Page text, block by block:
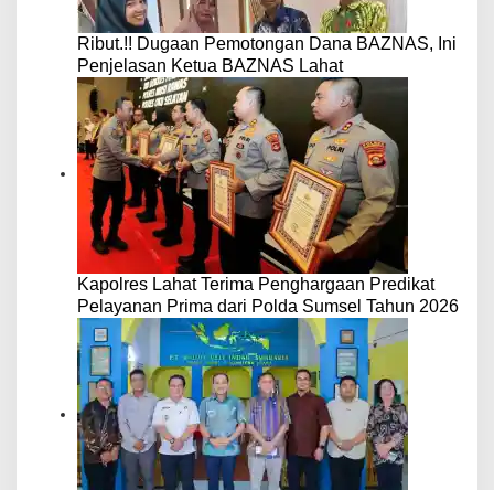
Ribut.!! Dugaan Pemotongan Dana BAZNAS, Ini
Penjelasan Ketua BAZNAS Lahat
Kapolres Lahat Terima Penghargaan Predikat
Pelayanan Prima dari Polda Sumsel Tahun 2026